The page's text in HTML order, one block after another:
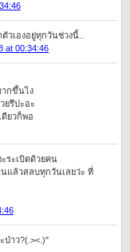
เองอยู่ทุกวันช่วงนี้..
at 00:34:46
ากขึ้นไง
ยรึปะอะ
ดียวก็พอ
ระเบิดด้วยคน
แล้วสลบทุกวันเลยว่ะ ที่
ป่าว?(.><.)"